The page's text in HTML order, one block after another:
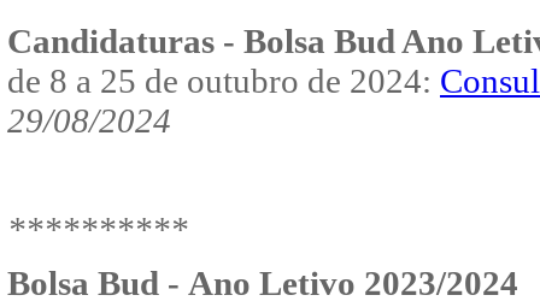
Candidaturas - Bolsa Bud Ano
de 8 a 25 de outubro de 2024:
29/08/2024
**********
Bolsa Bud - Ano Letivo 2023/2024